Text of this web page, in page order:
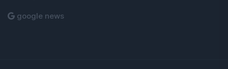
google news